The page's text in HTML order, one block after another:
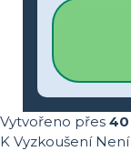
Vytvořeno přes
K Vyzkoušení